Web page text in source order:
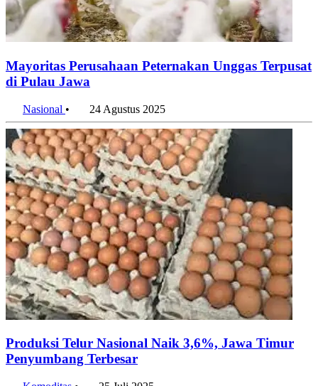
Mayoritas Perusahaan Peternakan Unggas Terpusat
di Pulau Jawa
Nasional • 24 Agustus 2025
Produksi Telur Nasional Naik 3,6%, Jawa Timur
Penyumbang Terbesar